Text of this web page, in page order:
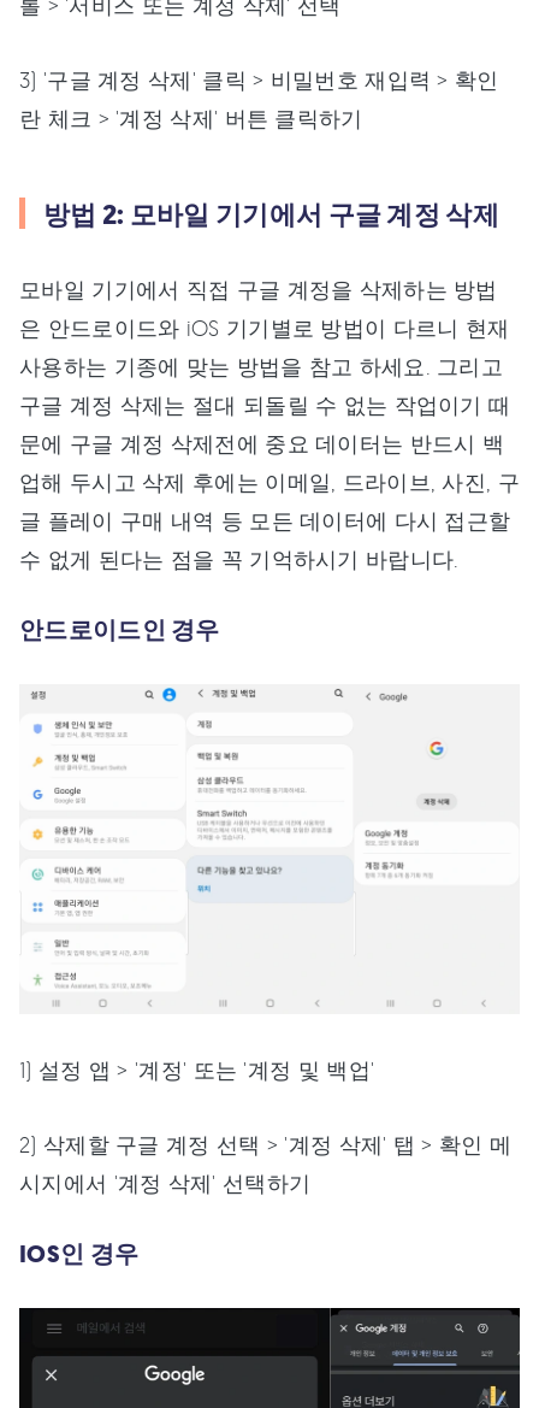
3) '구글 계정 삭제' 클릭 > 비밀번호 재입력 > 확인
란 체크 > '계정 삭제' 버튼 클릭하기
방법 2: 모바일 기기에서 구글 계정 삭제
모바일 기기에서 직접 구글 계정을 삭제하는 방법
은 안드로이드와 iOS 기기별로 방법이 다르니 현재
사용하는 기종에 맞는 방법을 참고 하세요. 그리고
구글 계정 삭제는 절대 되돌릴 수 없는 작업이기 때
문에 구글 계정 삭제전에 중요 데이터는 반드시 백
업해 두시고 삭제 후에는 이메일, 드라이브, 사진, 구
글 플레이 구매 내역 등 모든 데이터에 다시 접근할
수 없게 된다는 점을 꼭 기억하시기 바랍니다.
안드로이드인 경우
1) 설정 앱 > '계정' 또는 '계정 및 백업'
2) 삭제할 구글 계정 선택 > '계정 삭제' 탭 > 확인 메
시지에서 '계정 삭제' 선택하기
IOS인 경우